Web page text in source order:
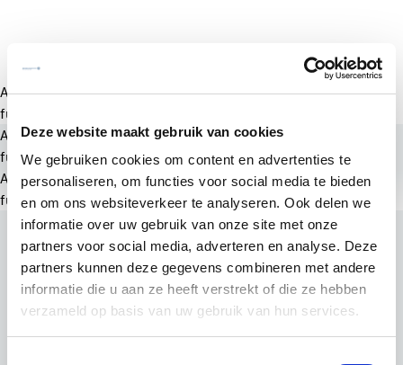
Deze website maakt gebruik van cookies
We gebruiken cookies om content en advertenties te
personaliseren, om functies voor social media te bieden
en om ons websiteverkeer te analyseren. Ook delen we
informatie over uw gebruik van onze site met onze
partners voor social media, adverteren en analyse. Deze
partners kunnen deze gegevens combineren met andere
informatie die u aan ze heeft verstrekt of die ze hebben
verzameld op basis van uw gebruik van hun services.
A rendering error occurred:a.substring(...).replaceAll is not a
function
A rendering error occurred:a.substring(...).replaceAll is not a
function.
A rendering error occurred:a.substring(...).replaceAll is not a
function.